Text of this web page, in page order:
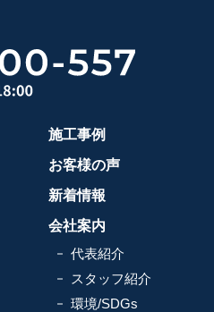
施工事例
お客様の声
新着情報
会社案内
代表紹介
スタッフ紹介
環境/SDGs